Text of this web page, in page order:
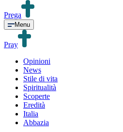
Prega
Menu
Pray
Opinioni
News
Stile di vita
Spiritualità
Scoperte
Eredità
Italia
Abbazia